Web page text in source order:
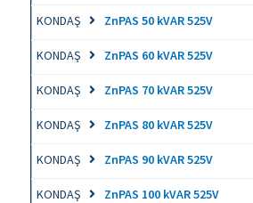
KONDAŞ ZnPAS 50 kVAR 525V
KONDAŞ ZnPAS 60 kVAR 525V
KONDAŞ ZnPAS 70 kVAR 525V
KONDAŞ ZnPAS 80 kVAR 525V
KONDAŞ ZnPAS 90 kVAR 525V
KONDAŞ ZnPAS 100 kVAR 525V